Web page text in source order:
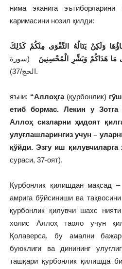
нима эканига эътиборларини
каримасини нозил қилди:
وَلَكِنْ يَنَالُهُ التَّقْوَى مِنْكُمْ كَذَلِكَ
مَا هَدَاكُمْ وَبَشِّرِ الْمُحْسِنِينَ
(سورة
الحج/37).
яъни: “Аллоҳга (қурбонлик)
етиб бормас. Лекин у Зотга
Аллоҳ сизларни ҳидоят
улуғлашларингиз учун –
қўйди. Эзгу иш қилувчиларга
сураси, 37-оят).
Қурбонлик қилишдан мақсад
амрига бўйсиниши ва
қурбонлик қилувчи шахс
холис Аллоҳ таоло учун
Қолаверса, бу амални
буюклиги ва динининг
ташқари қурбонлик қилишда